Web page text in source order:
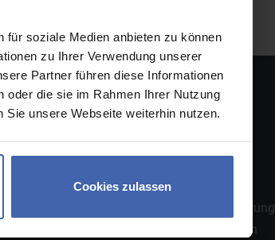
für soziale Medien anbieten zu können
zu Ihrer Verwendung unserer
Partner führen diese Informationen
oder die sie im Rahmen Ihrer Nutzung
unsere Webseite weiterhin nutzen.
Cookies zulassen
Rechtliches
Impressum
AGB
Zahlung
Datenschutzerklärung
Cookie-Deklaration